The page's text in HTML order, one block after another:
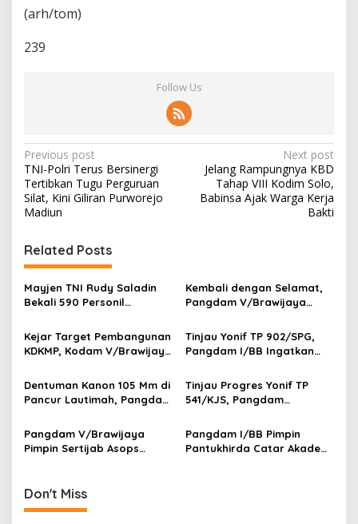
(arh/tom)
239
Follow Us
P
o
s
n
a
v
g
a
t
i
o
n
Previous post
TNI-Polri Terus Bersinergi
Tertibkan Tugu Perguruan
Silat, Kini Giliran Purworejo
Madiun
Next post
Jelang Rampungnya KBD
Tahap VIII Kodim Solo,
Babinsa Ajak Warga Kerja
Bakti
Related Posts
Mayjen TNI Rudy Saladin
Bekali 590 Personil
TP Jajaran Kodam
V/Brawijaya
Kembali dengan Selamat,
Pangdam V/Brawijaya
Satgas Yonif 521/DY di
Perbatasan RI-PNG
Kejar Target Pembangunan
KDKMP, Kodam V/Brawijaya
Lapangan
Tinjau Yonif TP 902/SPG,
Pangdam I/BB Ingatkan
Marwah TNI
Dentuman Kanon 105 Mm di
Pancur Lautimah, Pangdam
Prajurit Naga Karimata
Tinjau Progres Yonif TP
541/KJS, Pangdam
Harus Bermanfaat bagi
Warga
Pangdam V/Brawijaya
Pimpin Sertijab Asops
Kesiapan Operasional
Satuan
Pangdam I/BB Pimpin
Pantukhirda Catar Akademi
Don't Miss